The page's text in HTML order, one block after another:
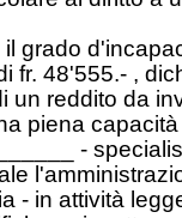
grado
fr. 48'555.- ,
un reddito da
piena
-
- in attività